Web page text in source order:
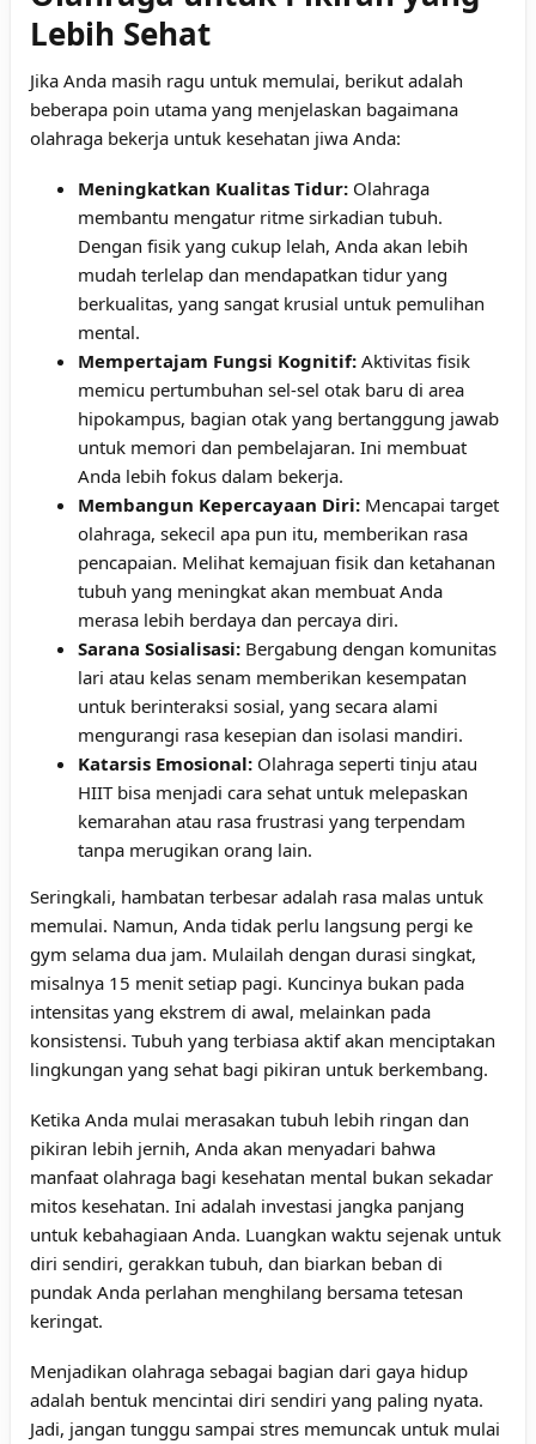
Lebih Sehat
Jika Anda masih ragu untuk memulai, berikut adalah
beberapa poin utama yang menjelaskan bagaimana
olahraga bekerja untuk kesehatan jiwa Anda:
Meningkatkan Kualitas Tidur: Olahraga
membantu mengatur ritme sirkadian tubuh.
Dengan fisik yang cukup lelah, Anda akan lebih
mudah terlelap dan mendapatkan tidur yang
berkualitas, yang sangat krusial untuk pemulihan
mental.
Mempertajam Fungsi Kognitif: Aktivitas fisik
memicu pertumbuhan sel-sel otak baru di area
hipokampus, bagian otak yang bertanggung jawab
untuk memori dan pembelajaran. Ini membuat
Anda lebih fokus dalam bekerja.
Membangun Kepercayaan Diri: Mencapai target
olahraga, sekecil apa pun itu, memberikan rasa
pencapaian. Melihat kemajuan fisik dan ketahanan
tubuh yang meningkat akan membuat Anda
merasa lebih berdaya dan percaya diri.
Sarana Sosialisasi: Bergabung dengan komunitas
lari atau kelas senam memberikan kesempatan
untuk berinteraksi sosial, yang secara alami
mengurangi rasa kesepian dan isolasi mandiri.
Katarsis Emosional: Olahraga seperti tinju atau
HIIT bisa menjadi cara sehat untuk melepaskan
kemarahan atau rasa frustrasi yang terpendam
tanpa merugikan orang lain.
Seringkali, hambatan terbesar adalah rasa malas untuk
memulai. Namun, Anda tidak perlu langsung pergi ke
gym selama dua jam. Mulailah dengan durasi singkat,
misalnya 15 menit setiap pagi. Kuncinya bukan pada
intensitas yang ekstrem di awal, melainkan pada
konsistensi. Tubuh yang terbiasa aktif akan menciptakan
lingkungan yang sehat bagi pikiran untuk berkembang.
Ketika Anda mulai merasakan tubuh lebih ringan dan
pikiran lebih jernih, Anda akan menyadari bahwa
manfaat olahraga bagi kesehatan mental bukan sekadar
mitos kesehatan. Ini adalah investasi jangka panjang
untuk kebahagiaan Anda. Luangkan waktu sejenak untuk
diri sendiri, gerakkan tubuh, dan biarkan beban di
pundak Anda perlahan menghilang bersama tetesan
keringat.
Menjadikan olahraga sebagai bagian dari gaya hidup
adalah bentuk mencintai diri sendiri yang paling nyata.
Jadi, jangan tunggu sampai stres memuncak untuk mulai